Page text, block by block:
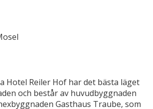
Hotel Reiler Hof har det bästa läget
och består av huvudbyggnaden
Gasthaus Traube, som